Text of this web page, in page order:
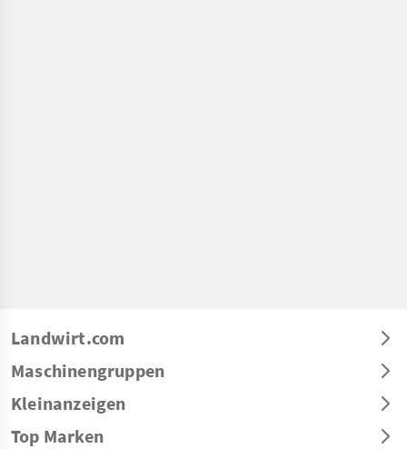
Landwirt.com
Maschinengruppen
Kleinanzeigen
Top Marken